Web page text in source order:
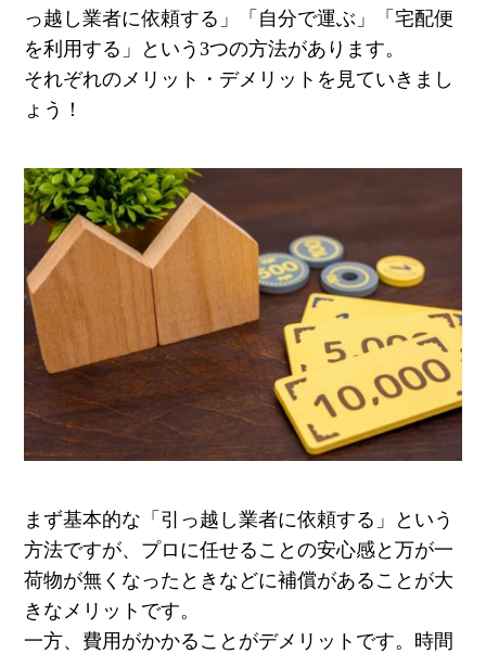
っ越し業者に依頼する」「自分で運ぶ」「宅配便
を利用する」という 3つの方法があります。
それぞれのメリット ・デメリットを見ていきまし
ょう！
まず基本的な「引っ越し業者に依頼する」という
方法ですが、プロに任せることの安心感と万が一
荷物が無くなったときなどに補償があることが大
きなメリットです。
一方、費用がかかることがデメリットです。 時間